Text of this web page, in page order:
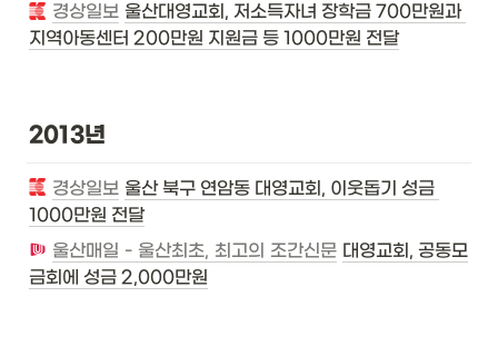
경상일보 울산대영교회, 저소득자녀 장학금 700만원과
지역아동센터 200만원 지원금 등 1000만원 전달
2013년
경상일보 울산 북구 연암동 대영교회, 이웃돕기 성금
1000만원 전달
울산매일 - 울산최초, 최고의 조간신문 대영교회, 공동모
금회에 성금 2,000만원